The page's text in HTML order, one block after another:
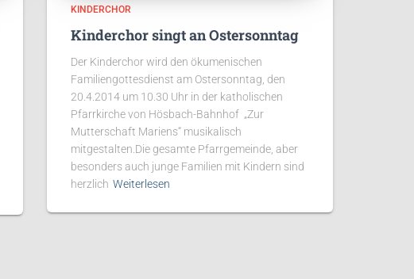
KINDERCHOR
Kinderchor singt an Ostersonntag
Der Kinderchor wird den ökumenischen
Familiengottesdienst am Ostersonntag, den
20.4.2014 um 10.30 Uhr in der katholischen
Pfarrkirche von Hösbach-Bahnhof „Zur
Mutterschaft Mariens“ musikalisch
mitgestalten.Die gesamte Pfarrgemeinde, aber
besonders auch junge Familien mit Kindern sind
herzlich Weiterlesen